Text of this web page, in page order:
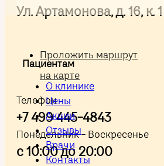
Ул. Артамонова, д. 16, к. 1
Проложить маршрут
на карте
Телефон
+7 499 445-4843
Понедельник - Воскресенье
с 10:00 до 20:00
Пациентам
О клинике
Цены
Акции
Отзывы
Врачи
Контакты